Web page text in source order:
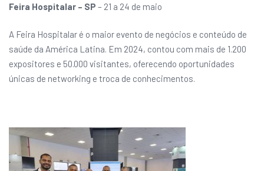
Feira Hospitalar – SP – 21 a 24 de maio
A Feira Hospitalar é o maior evento de negócios e conteúdo de
saúde da América Latina. Em 2024, contou com mais de 1.200
expositores e 50.000 visitantes, oferecendo oportunidades
únicas de networking e troca de conhecimentos.